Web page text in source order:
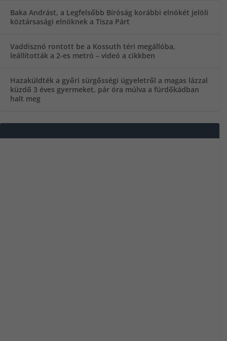
Baka Andrást, a Legfelsőbb Bíróság korábbi elnökét jelöli
köztársasági elnöknek a Tisza Párt
Vaddisznó rontott be a Kossuth téri megállóba,
leállították a 2-es metró – videó a cikkben
Hazaküldték a győri sürgősségi ügyeletről a magas lázzal
küzdő 3 éves gyermeket, pár óra múlva a fürdőkádban
halt meg